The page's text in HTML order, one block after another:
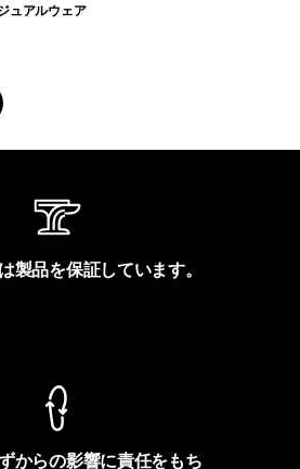
ュアルウェア
製品を保証しています。
からの影響に責任をもち